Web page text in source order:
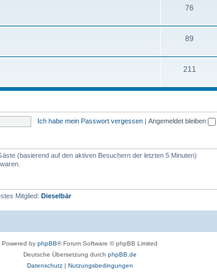
76
89
211
Ich habe mein Passwort vergessen | Angemeldet bleiben
(basierend auf den aktiven Besuchern der letzten 5 Minuten)
Mitglied: Dieselbär
Powered by phpBB® Forum Software © phpBB Limited
Deutsche Übersetzung durch phpBB.de
Datenschutz| Nutzungsbedingungen